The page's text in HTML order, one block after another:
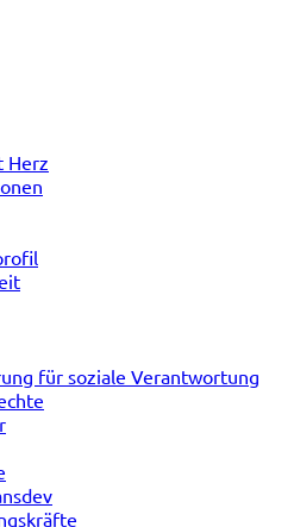
Herz
für soziale Verantwortung